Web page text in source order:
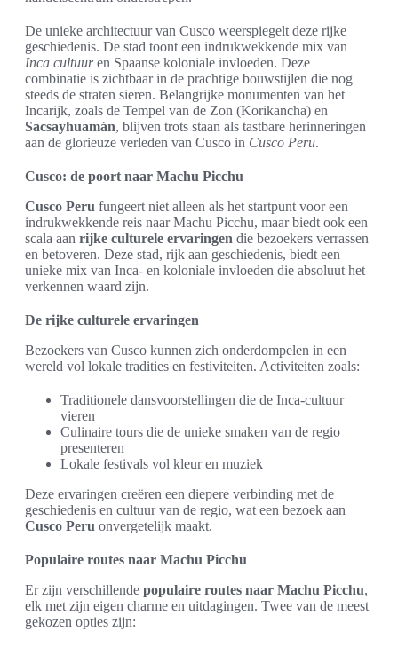
De unieke architectuur van Cusco weerspiegelt deze rijke
geschiedenis. De stad toont een indrukwekkende mix van
Inca cultuuren Spaanse koloniale invloeden. Deze
combinatie is zichtbaar in de prachtige bouwstijlen die nog
steeds de straten sieren. Belangrijke monumenten van het
Incarijk, zoals de Tempel van de Zon (Korikancha) en
Sacsayhuamán, blijven trots staan als tastbare herinneringen
aan de glorieuze verleden van Cusco in Cusco Peru.
Cusco: de poort naar Machu Picchu
Cusco Peru fungeert niet alleen als het startpunt voor een
indrukwekkende reis naar Machu Picchu, maar biedt ook een
scala aan rijke culturele ervaringen die bezoekers verrassen
en betoveren. Deze stad, rijk aan geschiedenis, biedt een
unieke mix van Inca- en koloniale invloeden die absoluut het
verkennen waard zijn.
De rijke culturele ervaringen
Bezoekers van Cusco kunnen zich onderdompelen in een
wereld vol lokale tradities en festiviteiten. Activiteiten zoals:
Traditionele dansvoorstellingen die de Inca-cultuur
vieren
Culinaire tours die de unieke smaken van de regio
presenteren
Lokale festivals vol kleur en muziek
Deze ervaringen creëren een diepere verbinding met de
geschiedenis en cultuur van de regio, wat een bezoek aan
Cusco Peru onvergetelijk maakt.
Populaire routes naar Machu Picchu
Er zijn verschillende populaire routes naar Machu Picchu,
elk met zijn eigen charme en uitdagingen. Twee van de meest
gekozen opties zijn: